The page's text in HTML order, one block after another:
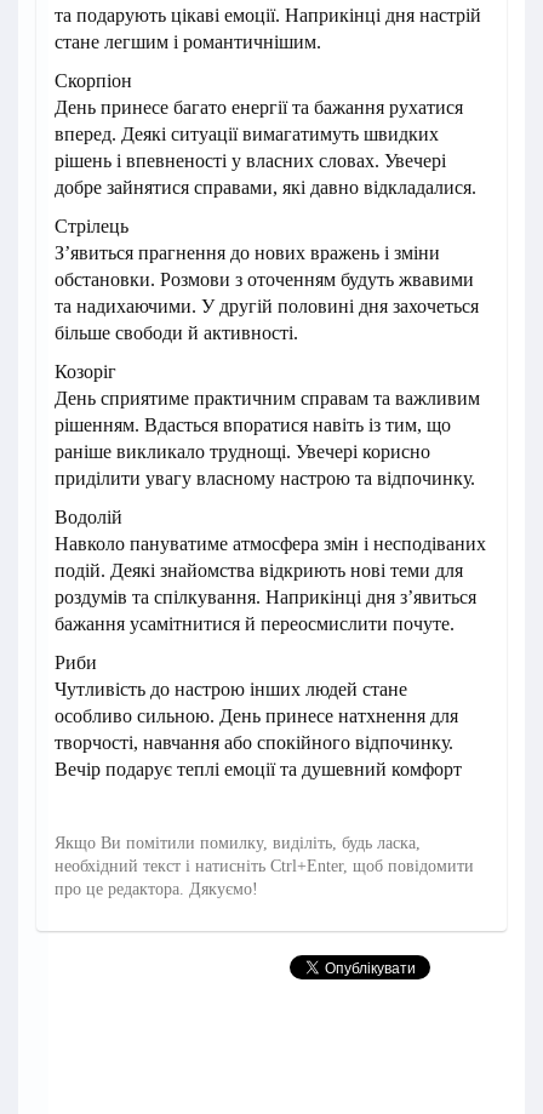
та подарують цікаві емоції. Наприкінці дня настрій
стане легшим і романтичнішим.
Скорпіон
День принесе багато енергії та бажання рухатися
вперед. Деякі ситуації вимагатимуть швидких
рішень і впевненості у власних словах. Увечері
добре зайнятися справами, які давно відкладалися.
Стрілець
З’явиться прагнення до нових вражень і зміни
обстановки. Розмови з оточенням будуть жвавими
та надихаючими. У другій половині дня захочеться
більше свободи й активності.
Козоріг
День сприятиме практичним справам та важливим
рішенням. Вдасться впоратися навіть із тим, що
раніше викликало труднощі. Увечері корисно
приділити увагу власному настрою та відпочинку.
Водолій
Навколо пануватиме атмосфера змін і несподіваних
подій. Деякі знайомства відкриють нові теми для
роздумів та спілкування. Наприкінці дня з’явиться
бажання усамітнитися й переосмислити почуте.
Риби
Чутливість до настрою інших людей стане
особливо сильною. День принесе натхнення для
творчості, навчання або спокійного відпочинку.
Вечір подарує теплі емоції та душевний комфорт
Якщо Ви помітили помилку, виділіть, будь ласка,
необхідний текст і натисніть Ctrl+Enter, щоб повідомити
про це редактора. Дякуємо!